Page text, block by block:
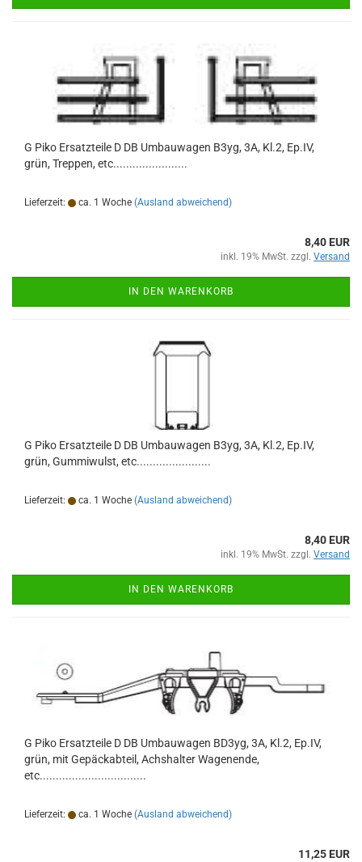
G Piko Ersatzteile D DB Umbauwagen B3yg, 3A, Kl.2, Ep.IV,
grün, Treppen, etc.......................
Lieferzeit: ca. 1 Woche (Ausland abweichend)
8,40 EUR
inkl. 19% MwSt. zzgl. Versand
IN DEN WARENKORB
G Piko Ersatzteile D DB Umbauwagen B3yg, 3A, Kl.2, Ep.IV,
grün, Gummiwulst, etc.......................
Lieferzeit: ca. 1 Woche (Ausland abweichend)
8,40 EUR
inkl. 19% MwSt. zzgl. Versand
IN DEN WARENKORB
G Piko Ersatzteile D DB Umbauwagen BD3yg, 3A, Kl.2, Ep.IV,
grün, mit Gepäckabteil, Achshalter Wagenende,
etc.................................
Lieferzeit: ca. 1 Woche (Ausland abweichend)
11,25 EUR